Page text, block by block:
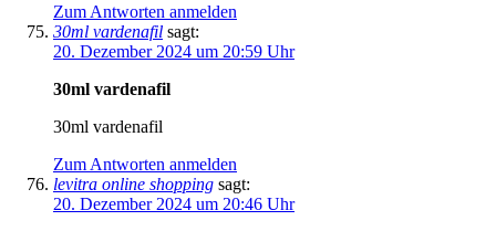
Zum Antworten anmelden
30ml vardenafil sagt:
20. Dezember 2024 um 20:59 Uhr
30ml vardenafil
30ml vardenafil
Zum Antworten anmelden
levitra online shopping sagt:
20. Dezember 2024 um 20:46 Uhr